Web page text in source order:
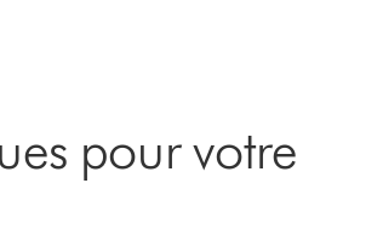
pour votre